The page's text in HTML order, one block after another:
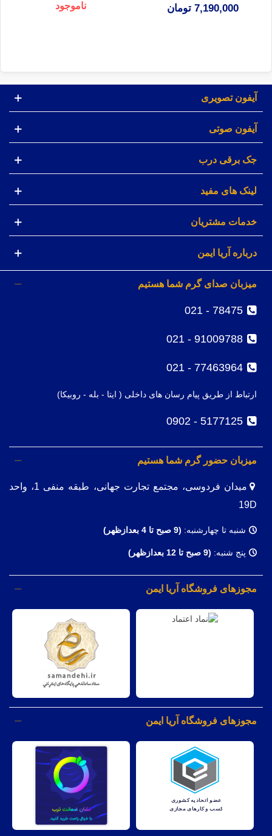
7,190,000 تومان ناموجود
آیفون تصویری
آیفون صوتی
جک برقی درب
لینک های مفید
خدمات مشتریان
درباره آریا ایمن
میزبان صدای گرم شما هستیم
78475 - 021
91009788 - 021
77463964 - 021
ارتباط از طریق پیام رسان های داخلی ( ایتا - بله - روبیکا)
5177125 - 0902
میزبان حضور گرم شما هستیم
میدان فردوسی، مجتمع تجارت جهانی، طبقه منفی 1، واحد
19D
شنبه تا چهارشنبه: (9 صبح تا 4 بعدازظهر)
پنج شنبه: (9 صبح تا 12 بعدازظهر)
مجوزهای فروشگاه آریا ایمن
مجوزهای فروشگاه آریا ایمن